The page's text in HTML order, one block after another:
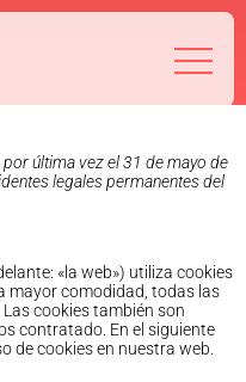
última vez el 31 de mayo de
legales permanentes del
«la web») utiliza cookies
mayor comodidad, todas las
cookies también son
contratado. En el siguiente
de cookies en nuestra web.